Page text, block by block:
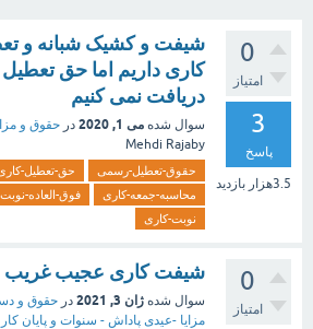
0
امتیاز
3
پاسخ
3.5هزار بازدید
شیفت و کشیک شبانه و
کاری داریم اما حق تعطیل
دریافت نمی کنیم
سوال شده می 1, 2020 در حقوق و
Mehdi Rajaby
حقوق-تعطیل-رسمی
حق-تعطیل-
محاسبه-جمعه-کاری
فوق-العاده-
نوبت-کاری
0
امتیاز
شیفت کاری عجیب غریب
سوال شده ژان 3, 2021 در حقوق و
مزایا -عیدی پاداش - سنوات و پایان کار